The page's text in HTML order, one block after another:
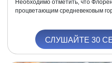
Необходимо отметить, что
процветающим средневековым
СЛУШАЙТЕ 30